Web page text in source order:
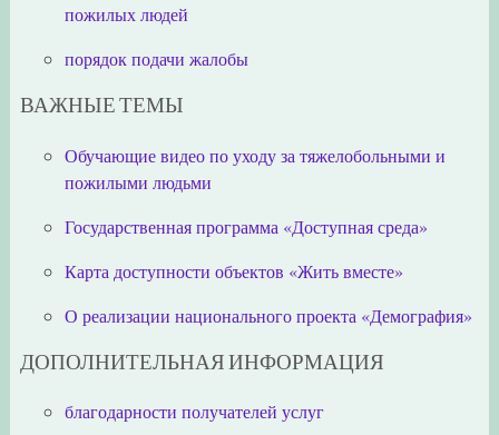
пожилых людей
порядок подачи жалобы
ВАЖНЫЕ ТЕМЫ
Обучающие видео по уходу за тяжелобольными и
пожилыми людьми
Государственная программа «Доступная среда»
Карта доступности объектов «Жить вместе»
О реализации национального проекта «Демография»
ДОПОЛНИТЕЛЬНАЯ ИНФОРМАЦИЯ
благодарности получателей услуг